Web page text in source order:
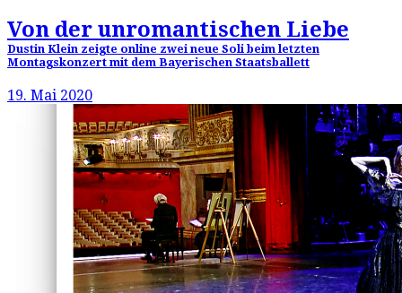
Von der unromantischen Liebe
Dustin Klein zeigte online zwei neue Soli beim letzten
Montagskonzert mit dem Bayerischen Staatsballett
19. Mai 2020